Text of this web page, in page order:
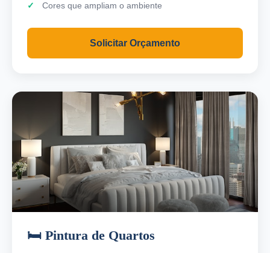
Cores que ampliam o ambiente
Solicitar Orçamento
🛏️ Pintura de Quartos